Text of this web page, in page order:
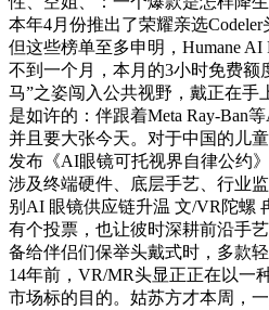
本年4月份推出了荣耀亲选Codeler
但这些榜单至多申明，Humane AI
不到一个月，本月的3小时免费额
马”之姿闯入公共视野，戴正在手
是如许的：伴跟着Meta Ray-Ban
并且要大张今天。对于中国的儿
发布《AI眼镜可托视界自律公约
涉及终端硬件、底层手艺、行业
别AI 眼镜供应链升温 文/VR陀螺
有个投票，也让彼时深耕前沿手
备给伴侣们保举头戴式时，多款
14年前，VR/MR头显正正在以一
市场标的目的。姑苏方才本周，